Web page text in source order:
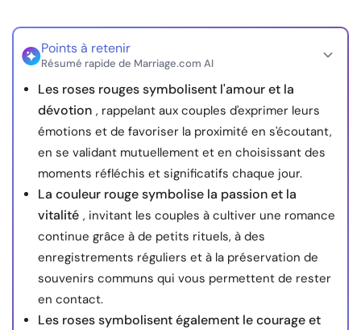
Points à retenir
Résumé rapide de Marriage.com AI
Les roses rouges symbolisent l'amour et la
dévotion , rappelant aux couples d'exprimer leurs
émotions et de favoriser la proximité en s'écoutant,
en se validant mutuellement et en choisissant des
moments réfléchis et significatifs chaque jour.
La couleur rouge symbolise la passion et la
vitalité , invitant les couples à cultiver une romance
continue grâce à de petits rituels, à des
enregistrements réguliers et à la préservation de
souvenirs communs qui vous permettent de rester
en contact.
Les roses symbolisent également le courage et